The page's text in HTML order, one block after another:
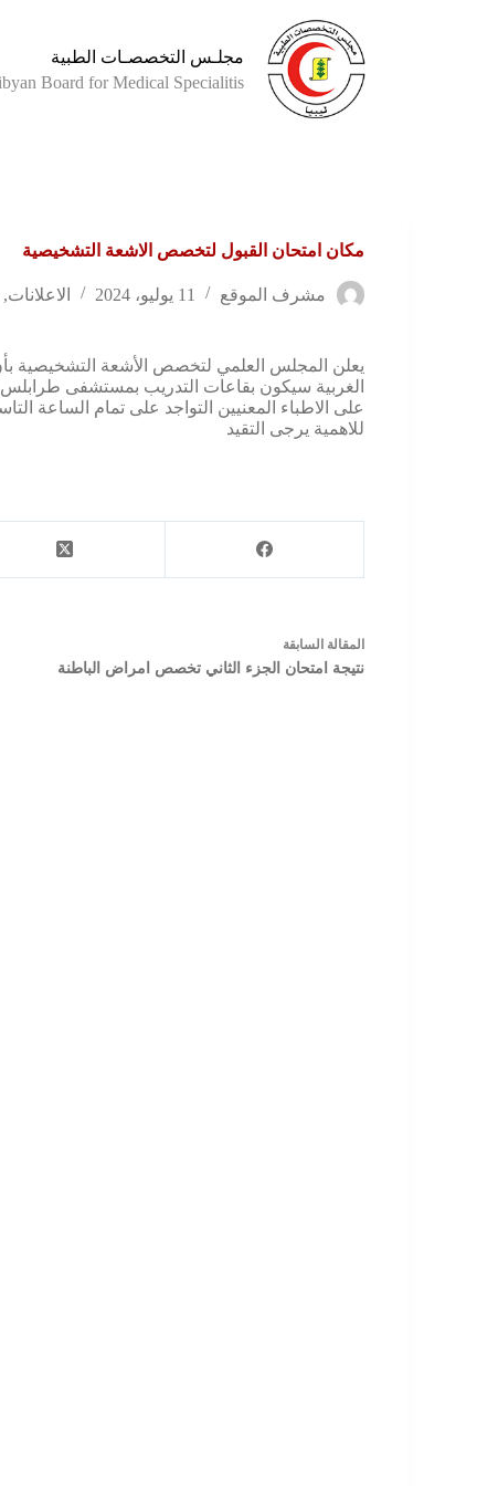
مجلـس التخصصـات الطبية
Board for Medical Specialitis
مكان امتحان القبول لتخصص الاشعة التشخيصية
مشرف الموقع 11 يوليو، 2024 الاعلانات,
الغربية سيكون بقاعات التدريب بمستشفى
على الاطباء المعنيين التواجد على تمام الساعة
للاهمية يرجى التقيد
المقالة السابقة
نتيجة امتحان الجزء الثاني تخصص امراض الباطنة